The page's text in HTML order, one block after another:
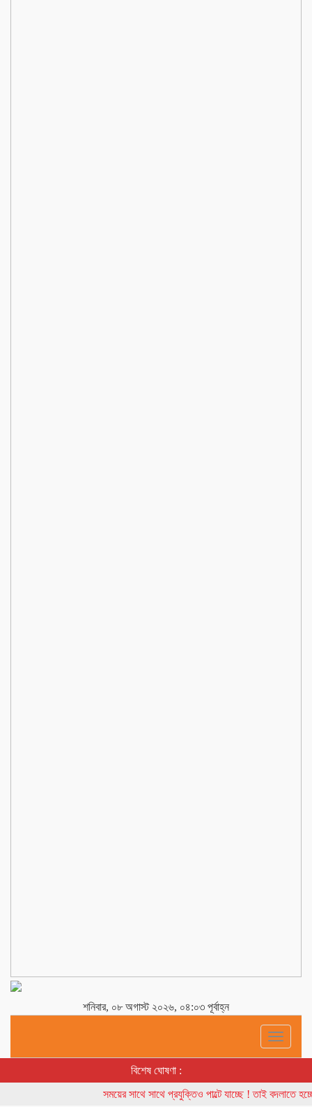
শনিবার, ০৮ অগাস্ট ২০২৬, ০৪:০৩ পূর্বাহ্ন
Toggle
বিশেষ ঘোষণা :
সময়ের সাথে সাথে প্রযুক্তিও পাল্টে যাচ্ছে ! তাই বদলাতে